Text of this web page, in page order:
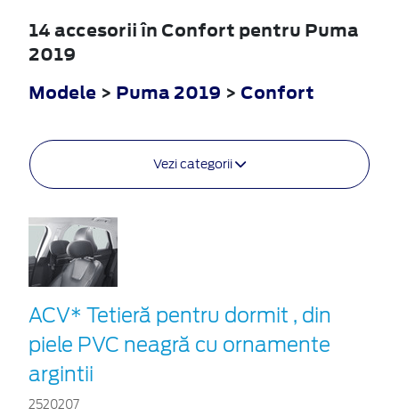
14 accesorii în Confort pentru Puma
2019
Modele > Puma 2019 > Confort
Vezi categorii
ACV* Tetieră pentru dormit , din
piele PVC neagră cu ornamente
argintii
2520207